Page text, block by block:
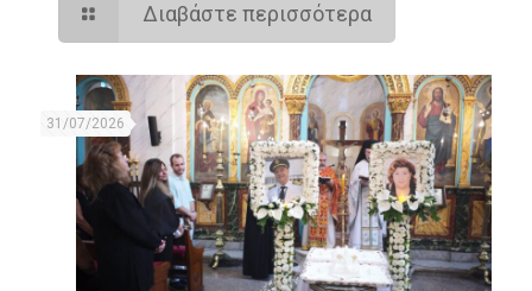
Διαβάστε περισσότερα
31/07/2026